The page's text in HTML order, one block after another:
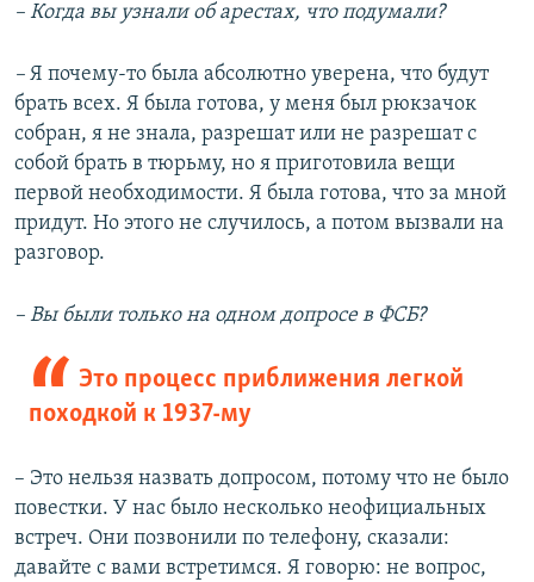
– Когда вы узнали об арестах, что подумали?
– Я почему-то была абсолютно уверена, что будут
брать всех. Я была готова, у меня был рюкзачок
собран, я не знала, разрешат или не разрешат с
собой брать в тюрьму, но я приготовила вещи
первой необходимости. Я была готова, что за мной
придут. Но этого не случилось, а потом вызвали на
разговор.
– Вы были только на одном допросе в ФСБ?
Это процесс приближения легкой
походкой к 1937-му
– Это нельзя назвать допросом, потому что не было
повестки. У нас было несколько неофициальных
встреч. Они позвонили по телефону, сказали:
давайте с вами встретимся. Я говорю: не вопрос,